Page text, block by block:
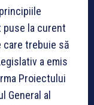
puse la curent
trebuie să
a emis
Proiectului
General al